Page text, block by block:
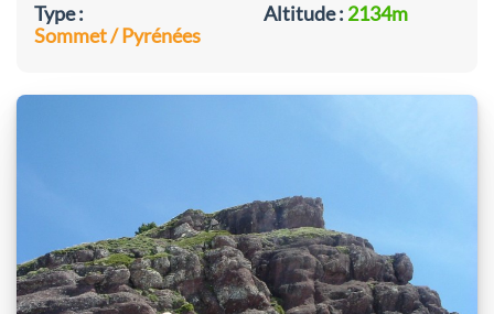
Type :
Sommet / Pyrénées
Altitude : 2134m